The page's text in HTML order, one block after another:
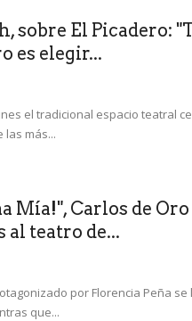
sobre El Picadero:
es elegir...
el tradicional espacio teatral
las más...
Mía!", Carlos de Oro
al teatro de...
por Florencia Peña se
que...